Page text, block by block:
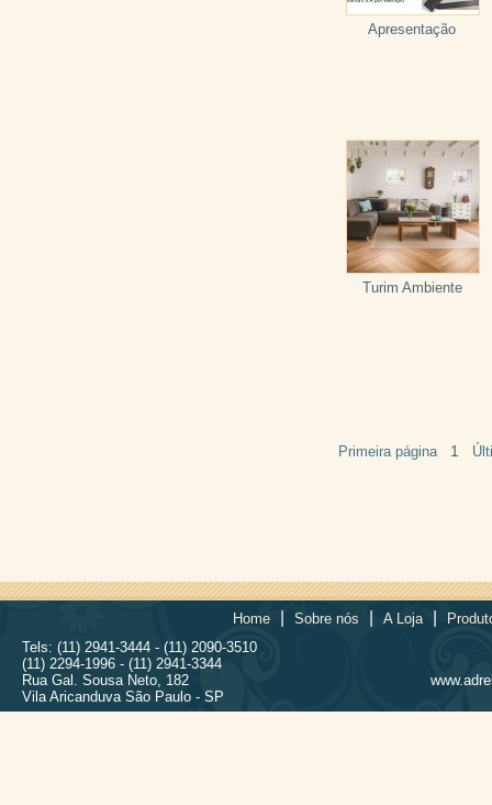
Apresentação
Turim Ambiente
Primeira página 1
Home Sobre nós A Loja
Tels: (11) 2941-3444 - (11) 2090-3510
(11) 2294-1996 - (11) 2941-3344
Rua Gal. Sousa Neto, 182
Vila Aricanduva São Paulo - SP